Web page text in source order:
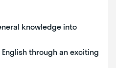
knowledge into
through an exciting